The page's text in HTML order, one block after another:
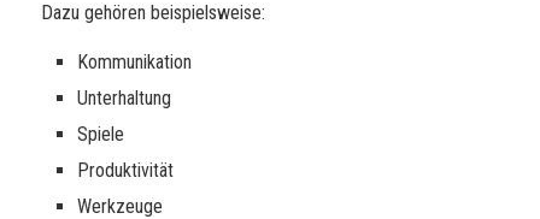
Dazu gehören beispielsweise:
Kommunikation
Unterhaltung
Spiele
Produktivität
Werkzeuge